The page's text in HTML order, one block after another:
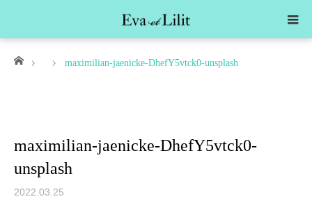
ホーム maximilian-jaenicke-DhefY5vtck0-unsplash
maximilian-jaenicke-DhefY5vtck0-
unsplash
2022.03.25